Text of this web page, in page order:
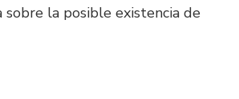
sobre la posible existencia de